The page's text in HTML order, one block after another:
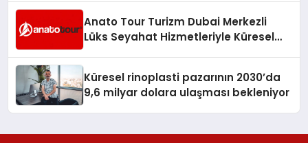
Anato Tour Turizm Dubai Merkezli
Lüks Seyahat Hizmetleriyle Küresel
Küresel rinoplasti pazarının 2030’da
9,6 milyar dolara ulaşması bekleniyor